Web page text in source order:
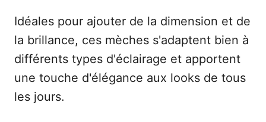
Idéales pour ajouter de la dimension et de
la brillance, ces mèches s'adaptent bien à
différents types d'éclairage et apportent
une touche d'élégance aux looks de tous
les jours.